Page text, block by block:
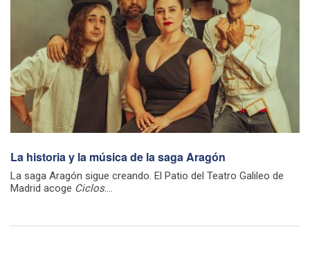
La historia y la música de la saga Aragón
La saga Aragón sigue creando. El Patio del Teatro Galileo de
Madrid acoge Ciclos....